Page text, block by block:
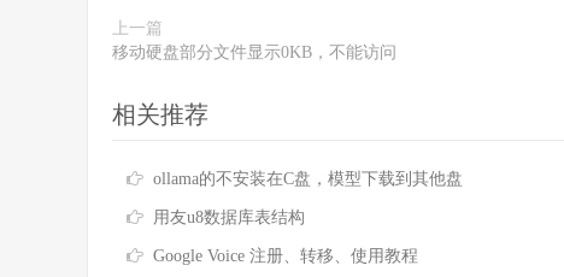
上一篇
移动硬盘部分文件显示0KB，不能访问
相关推荐
ollama的不安装在C盘，模型下载到其他盘
用友u8数据库表结构
Google Voice 注册、转移、使用教程